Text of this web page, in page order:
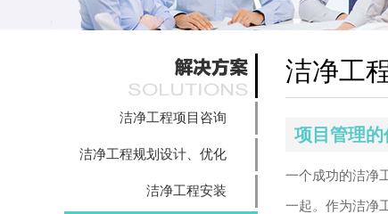
洁净工程项目咨询
洁净工程规划设计、优化
洁净工程安装
洁净工
项目管理的
一个成功的洁净
一起。作为洁净